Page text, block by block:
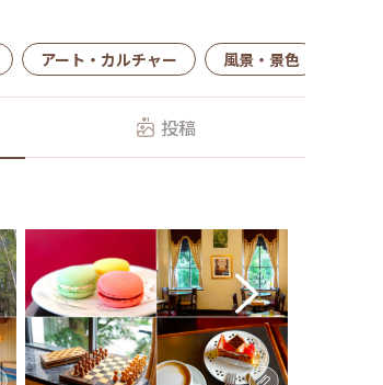
アート・カルチャー 風景・景色 名
投稿